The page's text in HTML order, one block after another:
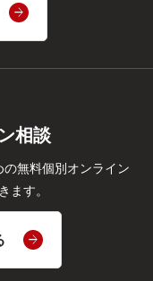
相談
の無料個別オンライン
ます。